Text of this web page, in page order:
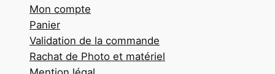
Mon compte
Panier
Validation de la commande
Rachat de Photo et matériel